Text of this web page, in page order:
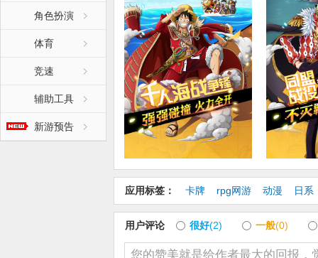
角色扮演
体育
竞速
辅助工具
新游预告
【游戏特色】
①刺激海战一触即发
《航海王 启航》2.0开启大海战全新玩法。
岛自由贸易、突袭打劫引发刺激海上冒险
更是伙伴之间羁绊的比拼，大海战一触即发
②原汁原味正版授权
你想要和路飞一起并肩作战，组建史上最
游戏还原动画经典剧情，超人气角色悉数
百余位人气IP角色自由培养，随心定制个
应俱全，召唤控制各有千秋。不同伙伴巧
伟大航线风云再起，热血新篇由你演绎。
应用标签： 卡牌 rpg网游 动漫 日系
用户评论 很好(2) 一般(0)